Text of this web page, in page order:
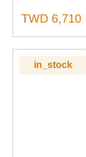
TWD 6,710
in_stock